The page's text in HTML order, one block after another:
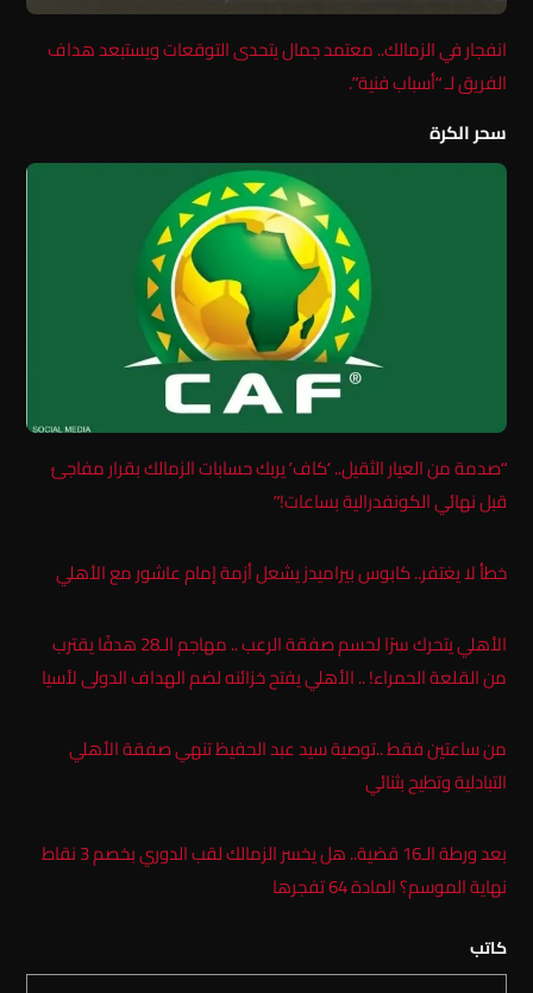
انفجار في الزمالك.. معتمد جمال يتحدى التوقعات ويستبعد هداف
الفريق لـ “أسباب فنية”.
سحر الكرة
“صدمة من العيار الثقيل.. ‘كاف’ يربك حسابات الزمالك بقرار مفاجئ
قبل نهائي الكونفدرالية بساعات!”
خطأ لا يغتفر.. كابوس بيراميدز يشعل أزمة إمام عاشور مع الأهلي
الأهلي يتحرك سرًا لحسم صفقة الرعب .. مهاجم الـ28 هدفًا يقترب
من القلعة الحمراء! .. الأهلي يفتح خزائنه لضم الهداف الدولى لأسيا
من ساعتين فقط ..توصية سيد عبد الحفيظ تنهي صفقة الأهلي
التبادلية وتطيح بثنائي
بعد ورطة الـ16 قضية.. هل يخسر الزمالك لقب الدوري بخصم 3 نقاط
نهاية الموسم؟ المادة 64 تفجرها
كاتب